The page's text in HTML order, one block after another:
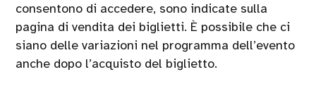
consentono di accedere, sono indicate sulla
pagina di vendita dei biglietti. È possibile che ci
siano delle variazioni nel programma dell’evento
anche dopo l’acquisto del biglietto.